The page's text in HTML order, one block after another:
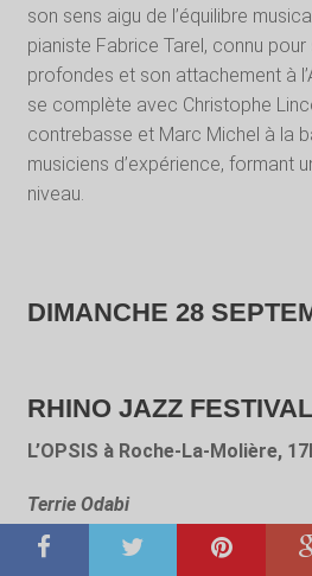
son sens aigu de l’équilibre
pianiste Fabrice Tarel, connu
profondes et son attachement à
se complète avec Christophe
contrebasse et Marc Michel à la
musiciens d’expérience, formant
niveau.
DIMANCHE 28
RHINO JAZZ FESTIVAL
L’OPSIS à Roche-La-Molière,
Terrie Odabi